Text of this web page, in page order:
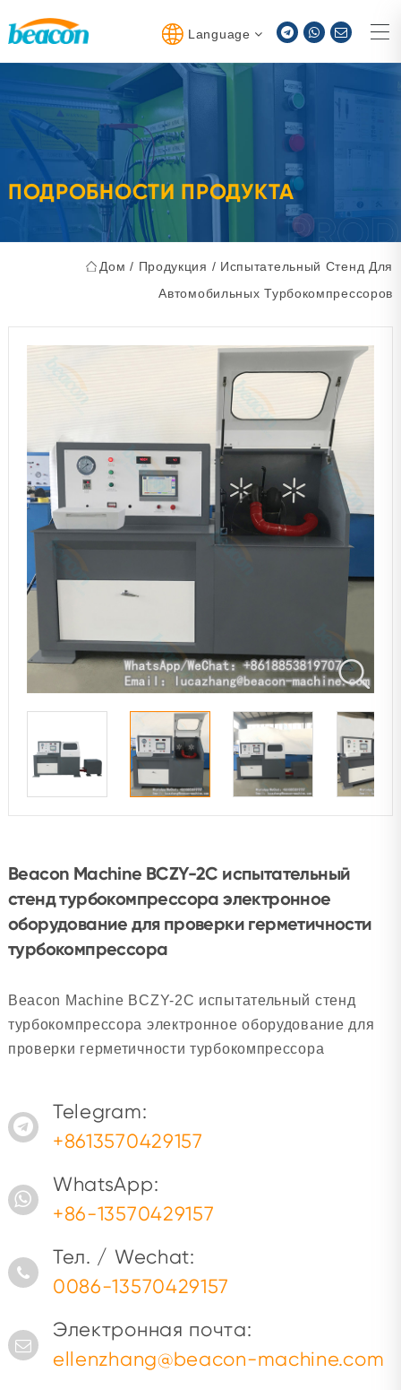
Language
ПОДРОБНОСТИ ПРОДУКТА
Дом / Продукция / Испытательный Стенд Для
Автомобильных Турбокомпрессоров
Beacon Machine BCZY-2C испытательный
стенд турбокомпрессора электронное
оборудование для проверки герметичности
турбокомпрессора
Beacon Machine BCZY-2C испытательный стенд
турбокомпрессора электронное оборудование для
проверки герметичности турбокомпрессора
Telegram:
+8613570429157
WhatsApp:
+86-13570429157
Тел. / Wechat:
0086-13570429157
Электронная почта:
ellenzhang@beacon-machine.com